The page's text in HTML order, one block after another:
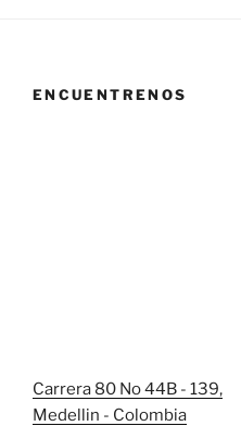
ENCUENTRENOS
Carrera 80 No 44B - 139,
Medellin - Colombia